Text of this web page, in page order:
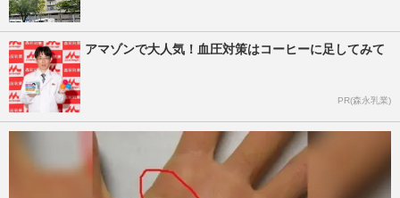
アマゾンで大人気！血圧対策はコーヒーに足してみて
PR(森永乳業)